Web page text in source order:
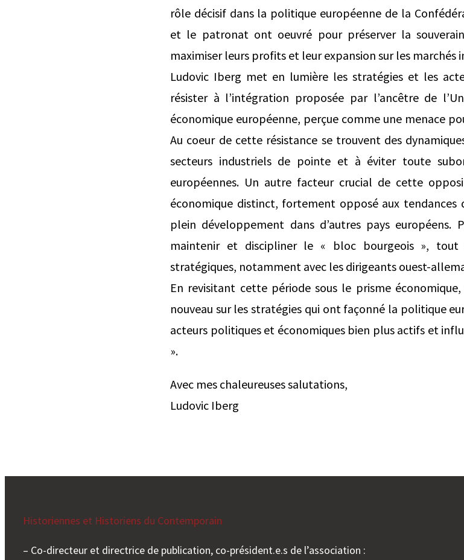
rôle décisif dans la politique européenne de la
et le patronat ont oeuvré pour préserver la
maximiser leurs profits et leur expansion sur les marchés
Ludovic Iberg met en lumière les stratégies et les
résister à l’intégration proposée par l’ancêtre de
économique européenne, perçue comme une menace
Au coeur de cette résistance se trouvent des
secteurs industriels de pointe et à éviter toute
européennes. Un autre facteur crucial de cette
économique distinct, fortement opposé aux tendances
plein développement dans d’autres pays
maintenir et discipliner le « bloc bourgeois », tout
stratégiques, notamment avec les dirigeants ouest-
En revisitant cette période sous le prisme
nouveau sur les stratégies qui ont façonné la politique
acteurs politiques et économiques bien plus actifs et
».
Avec mes chaleureuses salutations,
Ludovic Iberg
Historiennes et Historiens du Contemporain
– Co-directeur et directrice de publication, co-président.e.s de l’association :